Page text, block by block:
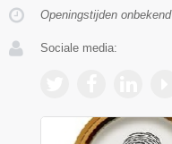
Openingstijden onbekend
Sociale media: